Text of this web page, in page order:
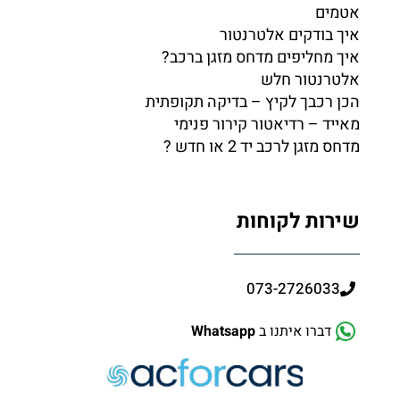
אטמים
איך בודקים אלטרנטור
איך מחליפים מדחס מזגן ברכב?
אלטרנטור חלש
הכן רכבך לקיץ – בדיקה תקופתית
מאייד – רדיאטור קירור פנימי
מדחס מזגן לרכב יד 2 או חדש ?
שירות לקוחות
073-2726033
דברו איתנו בWhatsapp